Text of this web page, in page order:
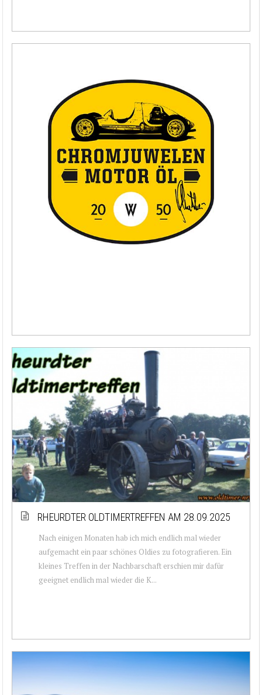
RHEURDTER OLDTIMERTREFFEN AM 28.09.2025
Nach einigen Monaten hab ich mich endlich mal wieder
aufgemacht ein paar schönes Oldies zu fotografieren. Ein
kleines Treffen in der Nachbarschaft erschien mir dafür
geeignet endlich mal wieder die K...